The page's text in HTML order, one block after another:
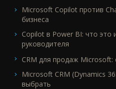
Microsoft Copilot против
бизнеса
Copilot в Power BI: что это
руководителя
CRM для продаж Microsoft:
Microsoft CRM (Dynamics
выбрать